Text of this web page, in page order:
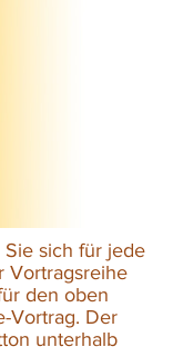
sich für jede
Vortragsreihe
den oben
Vortrag. Der
unterhalb